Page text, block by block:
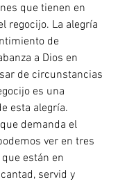
que tienen en
regocijo. La alegría
de
a Dios en
de circunstancias
es una
esta alegría.
demanda el
ver en tres
están en
servid y